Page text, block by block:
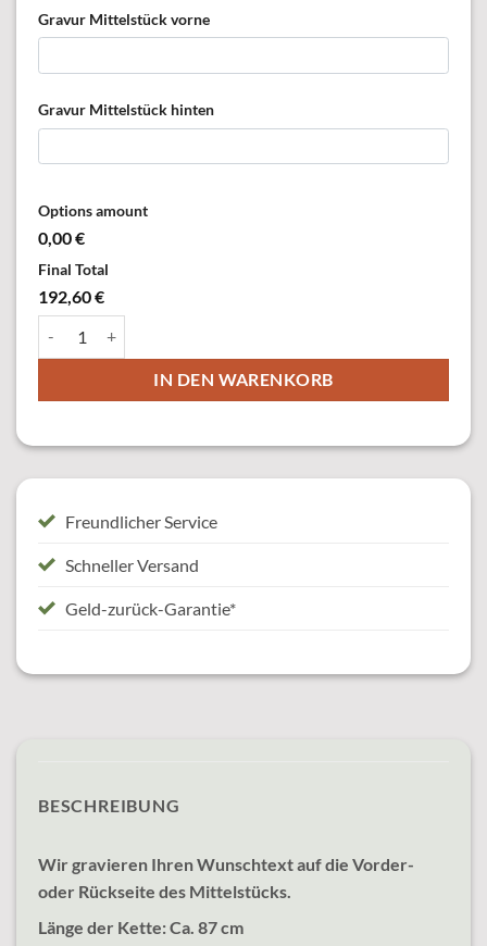
Gravur Mittelstück vorne
Gravur Mittelstück hinten
Options amount
0,00 €
Final Total
192,60 €
IN DEN WARENKORB
Freundlicher Service
Schneller Versand
Geld-zurück-Garantie*
BESCHREIBUNG
Wir gravieren Ihren Wunschtext auf die Vorder-
oder Rückseite des Mittelstücks.
Länge der Kette: Ca. 87 cm